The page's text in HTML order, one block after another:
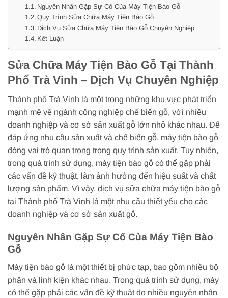
Nguyên Nhân Gặp Sự Cố Của Máy Tiện Bào Gỗ
Quy Trình Sửa Chữa Máy Tiện Bào Gỗ
Dịch Vụ Sửa Chữa Máy Tiện Bào Gỗ Chuyên Nghiệp
Kết Luận
Sửa Chữa Máy Tiện Bào Gỗ Tại Thành
Phố Trà Vinh – Dịch Vụ Chuyên Nghiệp
Thành phố Trà Vinh là một trong những khu vực phát triển
mạnh mẽ về ngành công nghiệp chế biến gỗ, với nhiều
doanh nghiệp và cơ sở sản xuất gỗ lớn nhỏ khác nhau. Để
đáp ứng nhu cầu sản xuất và chế biến gỗ, máy tiện bào gỗ
đóng vai trò quan trọng trong quy trình sản xuất. Tuy nhiên,
trong quá trình sử dụng, máy tiện bào gỗ có thể gặp phải
các vấn đề kỹ thuật, làm ảnh hưởng đến hiệu suất và chất
lượng sản phẩm. Vì vậy, dịch vụ sửa chữa máy tiện bào gỗ
tại Thành phố Trà Vinh là một nhu cầu thiết yếu cho các
doanh nghiệp và cơ sở sản xuất gỗ.
Nguyên Nhân Gặp Sự Cố Của Máy Tiện Bào
Gỗ
Máy tiện bào gỗ là một thiết bị phức tạp, bao gồm nhiều bộ
phận và linh kiện khác nhau. Trong quá trình sử dụng, máy
có thể gặp phải các vấn đề kỹ thuật do nhiều nguyên nhân